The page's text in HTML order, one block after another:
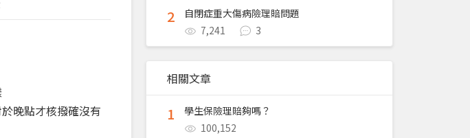
晚點才核撥確沒有
2
自閉症重大傷病險理賠問題
7,241
3
相關文章
1
學生保險理賠夠嗎？
100,152